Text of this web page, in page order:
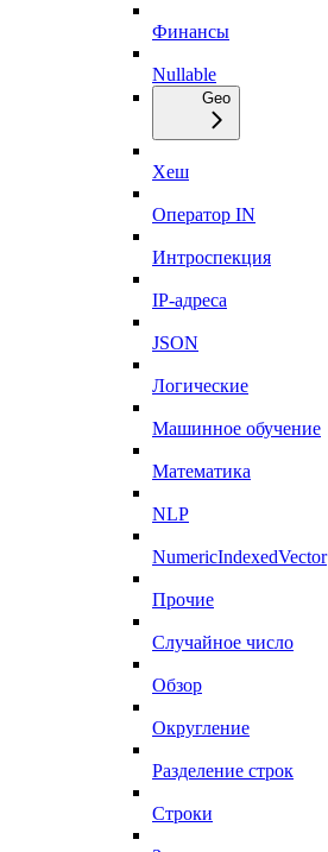
Финансы
Nullable
Geo
Хеш
Оператор IN
Интроспекция
IP-адреса
JSON
Логические
Машинное обучение
Математика
NLP
NumericIndexedVector
Прочие
Случайное число
Обзор
Округление
Разделение строк
Строки